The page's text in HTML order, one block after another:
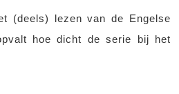
(deels) lezen van de Engelse
hoe dicht de serie bij het